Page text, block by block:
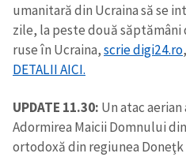
umanitară din Ucraina să se
zile, la peste două
ruse în Ucraina,scrie digi24.ro
DETALII AICI.
UPDATE 11.30: Un atac
Adormirea Maicii Domnului
ortodoxă din regiunea